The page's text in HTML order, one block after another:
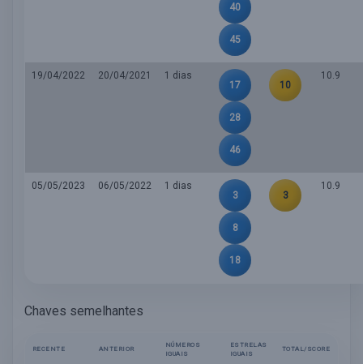
40
45
19/04/2022 20/04/2021
1 dias
17
28
46
10
10.9
05/05/2023 06/05/2022
1 dias
3
8
18
3
10.9
Chaves semelhantes
RECENTE ANTERIOR
NÚMEROS
IGUAIS
ESTRELAS
IGUAIS
TOTAL/SCORE